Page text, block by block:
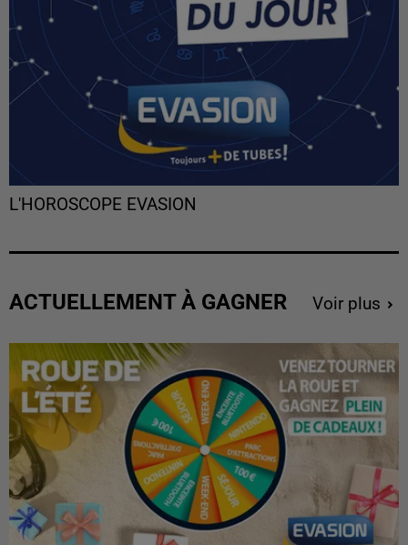
L'HOROSCOPE EVASION
ACTUELLEMENT À GAGNER Voir plus